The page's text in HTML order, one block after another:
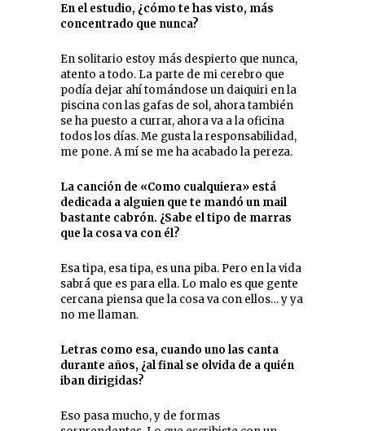
En el estudio, ¿cómo te has visto, más
concentrado que nunca?
En solitario estoy más despierto que nunca,
atento a todo. La parte de mi cerebro que
podía dejar ahí tomándose un daiquiri en la
piscina con las gafas de sol, ahora también
se ha puesto a currar, ahora va a la oficina
todos los días. Me gusta la responsabilidad,
me pone. A mí se me ha acabado la pereza.
La canción de «Como cualquiera» está
dedicada a alguien que te mandó un mail
bastante cabrón. ¿Sabe el tipo de marras
que la cosa va con él?
Esa tipa, esa tipa, es una piba. Pero en la vida
sabrá que es para ella. Lo malo es que gente
cercana piensa que la cosa va con ellos… y ya
no me llaman.
Letras como esa, cuando uno las canta
durante años, ¿al final se olvida de a quién
iban dirigidas?
Eso pasa mucho, y de formas